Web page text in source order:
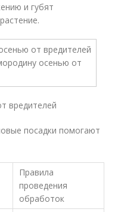
и губят
вредителей
посадки помогают
Правила
проведения
обработок